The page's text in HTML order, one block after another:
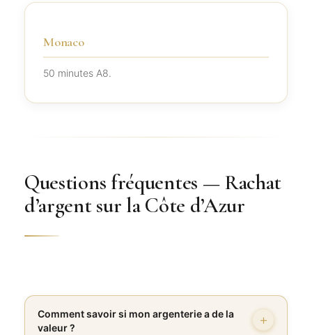
Monaco
50 minutes A8.
Questions fréquentes — Rachat
d’argent sur la Côte d’Azur
Comment savoir si mon argenterie a de la
valeur ?